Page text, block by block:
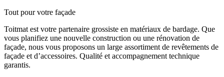
Tout pour votre façade
Toitmat est votre partenaire grossiste en matériaux de bardage. Que
vous planifiez une nouvelle construction ou une rénovation de
façade, nous vous proposons un large assortiment de revêtements de
façade et d’accessoires. Qualité et accompagnement technique
garantis.